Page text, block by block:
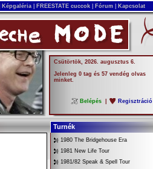
Képgaléria FREESTATE cuccok Fórum Kapcsolat
Csütörtök, 2026. augusztus 6.
Jelenleg 0 tag és 57 vendég olvas
minket.
Belépés Regisztráció
Turnék
1980 The Bridgehouse Era
1981 New Life Tour
1981/82 Speak & Spell Tour